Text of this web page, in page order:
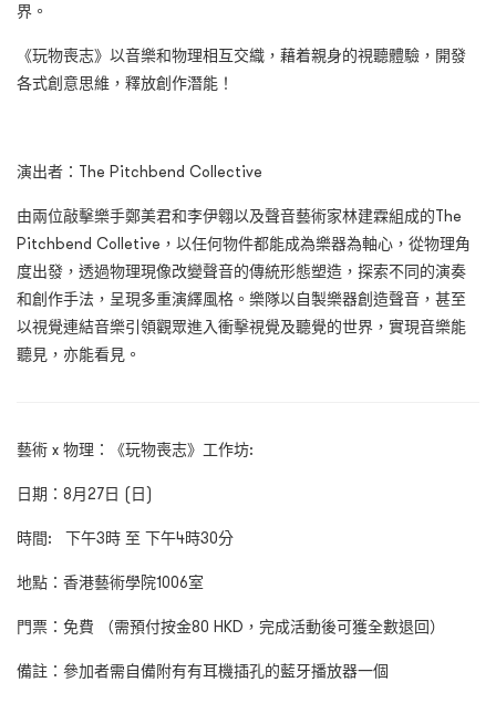
界。
《玩物喪志》以音樂和物理相互交織，藉着親身的視聽體驗，開發
各式創意思維，釋放創作潛能！
演出者：The Pitchbend Collective
由兩位敲擊樂手鄭美君和李伊翱以及聲音藝術家林建霖組成的The
Pitchbend Colletive，以任何物件都能成為樂器為軸心，從物理角
度出發，透過物理現像改變聲音的傳統形態塑造，探索不同的演奏
和創作手法，呈現多重演繹風格。樂隊以自製樂器創造聲音，甚至
以視覺連結音樂引領觀眾進入衝擊視覺及聽覺的世界，實現音樂能
聽見，亦能看見。
藝術 x 物理：《玩物喪志》工作坊:
日期：8月27日 (日)
時間: 下午3時 至 下午4時30分
地點：香港藝術學院1006室
門票：免費 （需預付按金80 HKD， 完成活動後可獲全數退回）
備註：參加者需自備附有有耳機插孔的藍牙播放器一個